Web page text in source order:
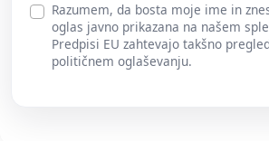
Razumem, da bosta moje ime in
oglas javno prikazana na našem
Predpisi EU zahtevajo takšno
političnem oglaševanju.